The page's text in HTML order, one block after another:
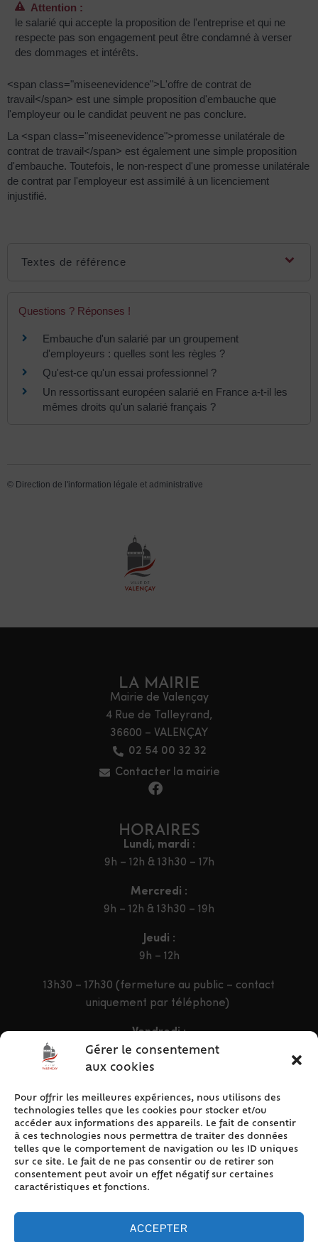
Gérer le consentement
aux cookies
Pour offrir les meilleures expériences, nous utilisons des
technologies telles que les cookies pour stocker et/ou
accéder aux informations des appareils. Le fait de consentir
à ces technologies nous permettra de traiter des données
telles que le comportement de navigation ou les ID uniques
sur ce site. Le fait de ne pas consentir ou de retirer son
consentement peut avoir un effet négatif sur certaines
caractéristiques et fonctions.
ACCEPTER
Attention :
le salarié qui accepte la proposition de l'entreprise et qui ne
respecte pas son engagement peut être condamné à verser
des dommages et intérêts.
<span class="miseenevidence">L'offre de contrat de
travail</span> est une simple proposition d'embauche que
l'employeur ou le candidat peuvent ne pas conclure.
La <span class="miseenevidence">promesse unilatérale de
contrat de travail</span> est également une simple proposition
d'embauche. Toutefois, le non-respect d'une promesse unilatérale
de contrat par l'employeur est assimilé à un licenciement
injustifié.
Textes de référence
Questions ? Réponses !
Embauche d'un salarié par un groupement
d'employeurs : quelles sont les règles ?
Qu'est-ce qu'un essai professionnel ?
Un ressortissant européen salarié en France a-t-il les
mêmes droits qu'un salarié français ?
© Direction de l'information légale et administrative
LA MAIRIE
Mairie de Valençay
4 Rue de Talleyrand,
36600 – VALENÇAY
02 54 00 32 32
Contacter la mairie
HORAIRES
Lundi, mardi :
9h – 12h & 13h30 – 17h
Mercredi :
9h – 12h & 13h30 – 19h
Jeudi :
9h – 12h
13h30 – 17h30 (fermeture au public – contact
uniquement par téléphone)
Vendredi :
9h – 12h & 13h30 – 16h30
ACCÈS RAPIDE
Accueil
Contact
Plan du site
Mentions légales
Politique de cookies (UE)